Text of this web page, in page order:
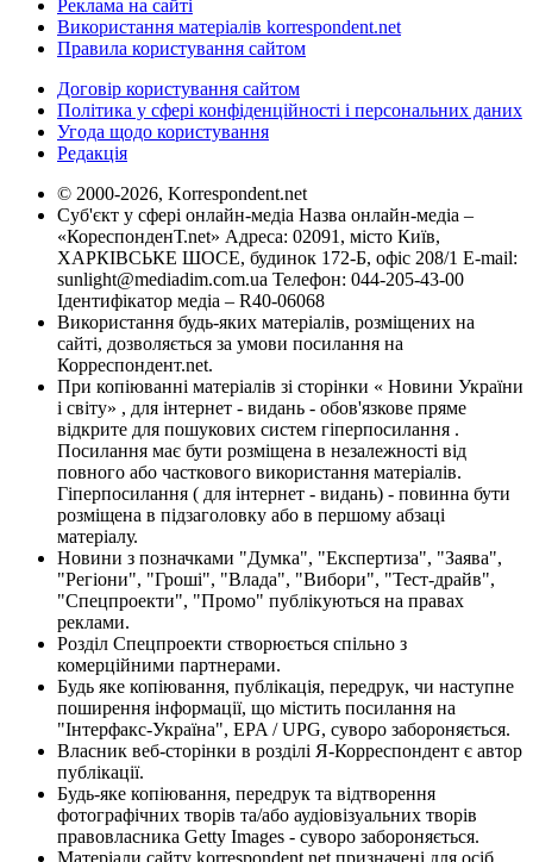
Реклама на сайті
Використання матеріалів korrespondent.net
Правила користування сайтом
Договір користування сайтом
Політика у сфері конфіденційності і персональних даних
Угода щодо користування
Редакція
© 2000-2026, Korrespondent.net
Суб'єкт у сфері онлайн-медіа Назва онлайн-медіа –
«КореспонденТ.net» Адреса: 02091, місто Київ,
ХАРКІВСЬКЕ ШОСЕ, будинок 172-Б, офіс 208/1 E-mail:
sunlight@mediadim.com.ua Телефон: 044-205-43-00
Ідентифікатор медіа – R40-06068
Використання будь-яких матеріалів, розміщених на
сайті, дозволяється за умови посилання на
Корреспондент.net.
При копіюванні матеріалів зі сторінки « Новини України
і світу» , для інтернет - видань - обов'язкове пряме
відкрите для пошукових систем гіперпосилання .
Посилання має бути розміщена в незалежності від
повного або часткового використання матеріалів.
Гіперпосилання ( для інтернет - видань) - повинна бути
розміщена в підзаголовку або в першому абзаці
матеріалу.
Новини з позначками "Думка", "Експертиза", "Заява",
"Регіони", "Гроші", "Влада", "Вибори", "Тест-драйв",
"Спецпроекти", "Промо" публікуються на правах
реклами.
Розділ Спецпроекти створюється спільно з
комерційними партнерами.
Будь яке копіювання, публікація, передрук, чи наступне
поширення інформації, що містить посилання на
"Інтерфакс-Україна", EPA / UPG, суворо забороняється.
Власник веб-сторінки в розділі Я-Корреспондент є автор
публікації.
Будь-яке копіювання, передрук та відтворення
фотографічних творів та/або аудіовізуальних творів
правовласника Getty Images - суворо забороняється.
Матеріали сайту korrespondent.net призначені для осіб